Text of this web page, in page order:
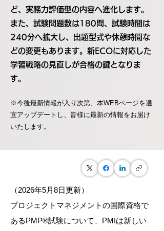
ど、実務力評価型の内容へ進化します。
また、試験問題数は180問、試験時間は
240分へ拡大し、出題型式や休憩時間な
どの変更もあります。新ECOに対応した
学習戦略の見直しが合格の鍵となりま
す。
※今後最新情報が入り次第、本WEBページを適
宜アップデートし、皆様に最新の情報をお届け
いたします。
（2026年5月8日更新）
プロジェクトマネジメントの国際資格で
あるPMP®試験について、PMIは新しい